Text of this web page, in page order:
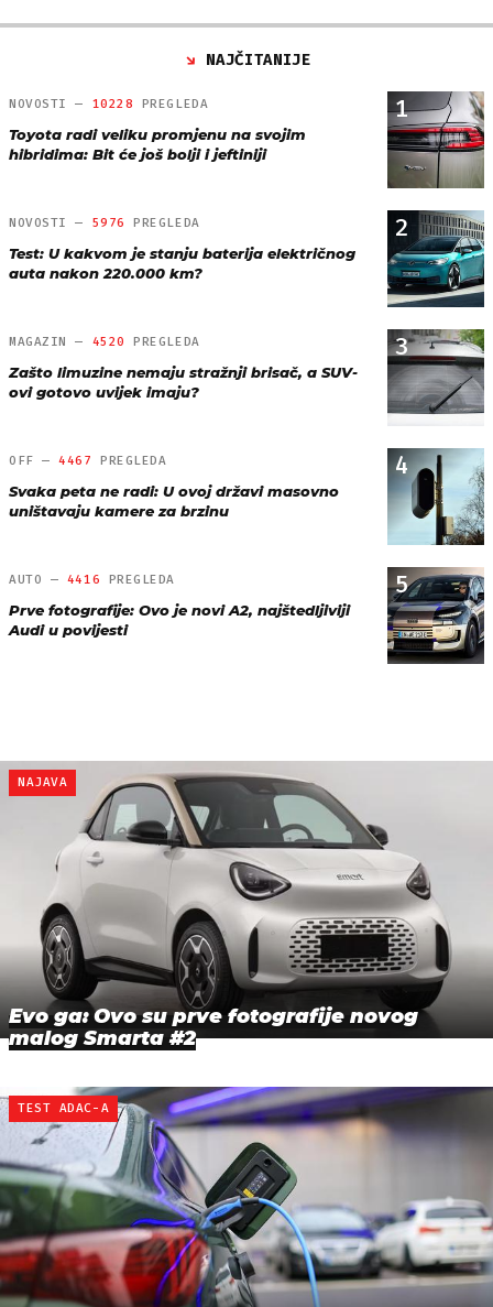
NAJČITANIJE
1
NOVOSTI — 10228 PREGLEDA
Toyota radi veliku promjenu na svojim
hibridima: Bit će još bolji i jeftiniji
2
NOVOSTI — 5976 PREGLEDA
Test: U kakvom je stanju baterija električnog
auta nakon 220.000 km?
3
MAGAZIN — 4520 PREGLEDA
Zašto limuzine nemaju stražnji brisač, a SUV-
ovi gotovo uvijek imaju?
4
OFF —4467 PREGLEDA
Svaka peta ne radi: U ovoj državi masovno
uništavaju kamere za brzinu
5
AUTO — 4416 PREGLEDA
Prve fotografije: Ovo je novi A2, najštedljiviji
Audi u povijesti
NAJAVA
Evo ga: Ovo su prve fotografije novog
malog Smarta #2
TEST ADAC-A